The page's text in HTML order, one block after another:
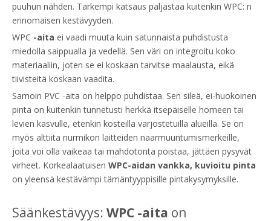
puuhun nähden. Tarkempi katsaus paljastaa kuitenkin WPC: n
erinomaisen kestävyyden.
WPC -aita ei vaadi muuta kuin satunnaista puhdistusta
miedolla saippualla ja vedellä. Sen väri on integroitu koko
materiaaliin, joten se ei koskaan tarvitse maalausta, eikä
tiivisteitä koskaan vaadita.
Samoin PVC -aita on helppo puhdistaa. Sen sileä, ei-huokoinen
pinta on kuitenkin tunnetusti herkkä itsepäiselle homeen tai
levien kasvulle, etenkin kosteilla varjostetuilla alueilla. Se on
myös alttiita nurmikon laitteiden naarmuuntumismerkeille,
joita voi olla vaikeaa tai mahdotonta poistaa, jättäen pysyvät
virheet. Korkealaatuisen WPC-aidan vankka, kuvioitu pinta
on yleensä kestävämpi tämäntyyppisille pintakysymyksille.
Säänkestävyys: WPC -aita on